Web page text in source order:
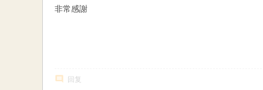
非常感謝
回复